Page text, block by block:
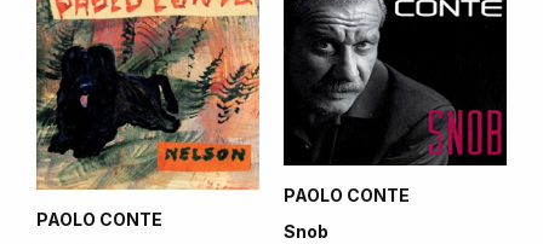
PAOLO CONTE
PAOLO CONTE
Snob